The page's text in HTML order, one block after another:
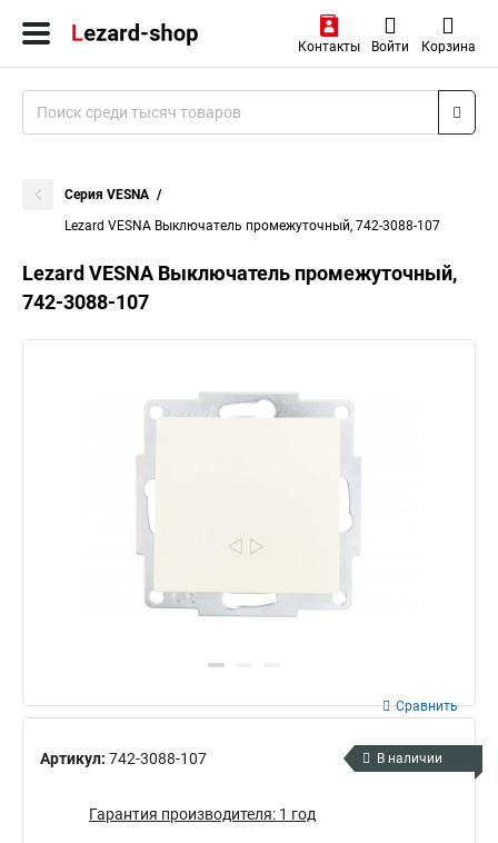
Контакты Войти Корзина
Серия VESNA
Lezard VESNA Выключатель промежуточный, 742-3088-107
Lezard VESNA Выключатель промежуточный,
742-3088-107
Артикул: 742-3088-107
Сравнить
В наличии
Гарантия производителя: 1 год